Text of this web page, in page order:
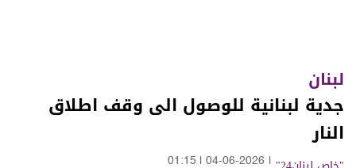
لبنان
جدية لبنانية للوصول الى وقف اطلاق
النار
04-06-2026
01:15